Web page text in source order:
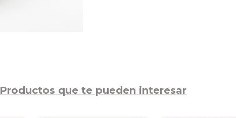
Productos que te pueden interesar